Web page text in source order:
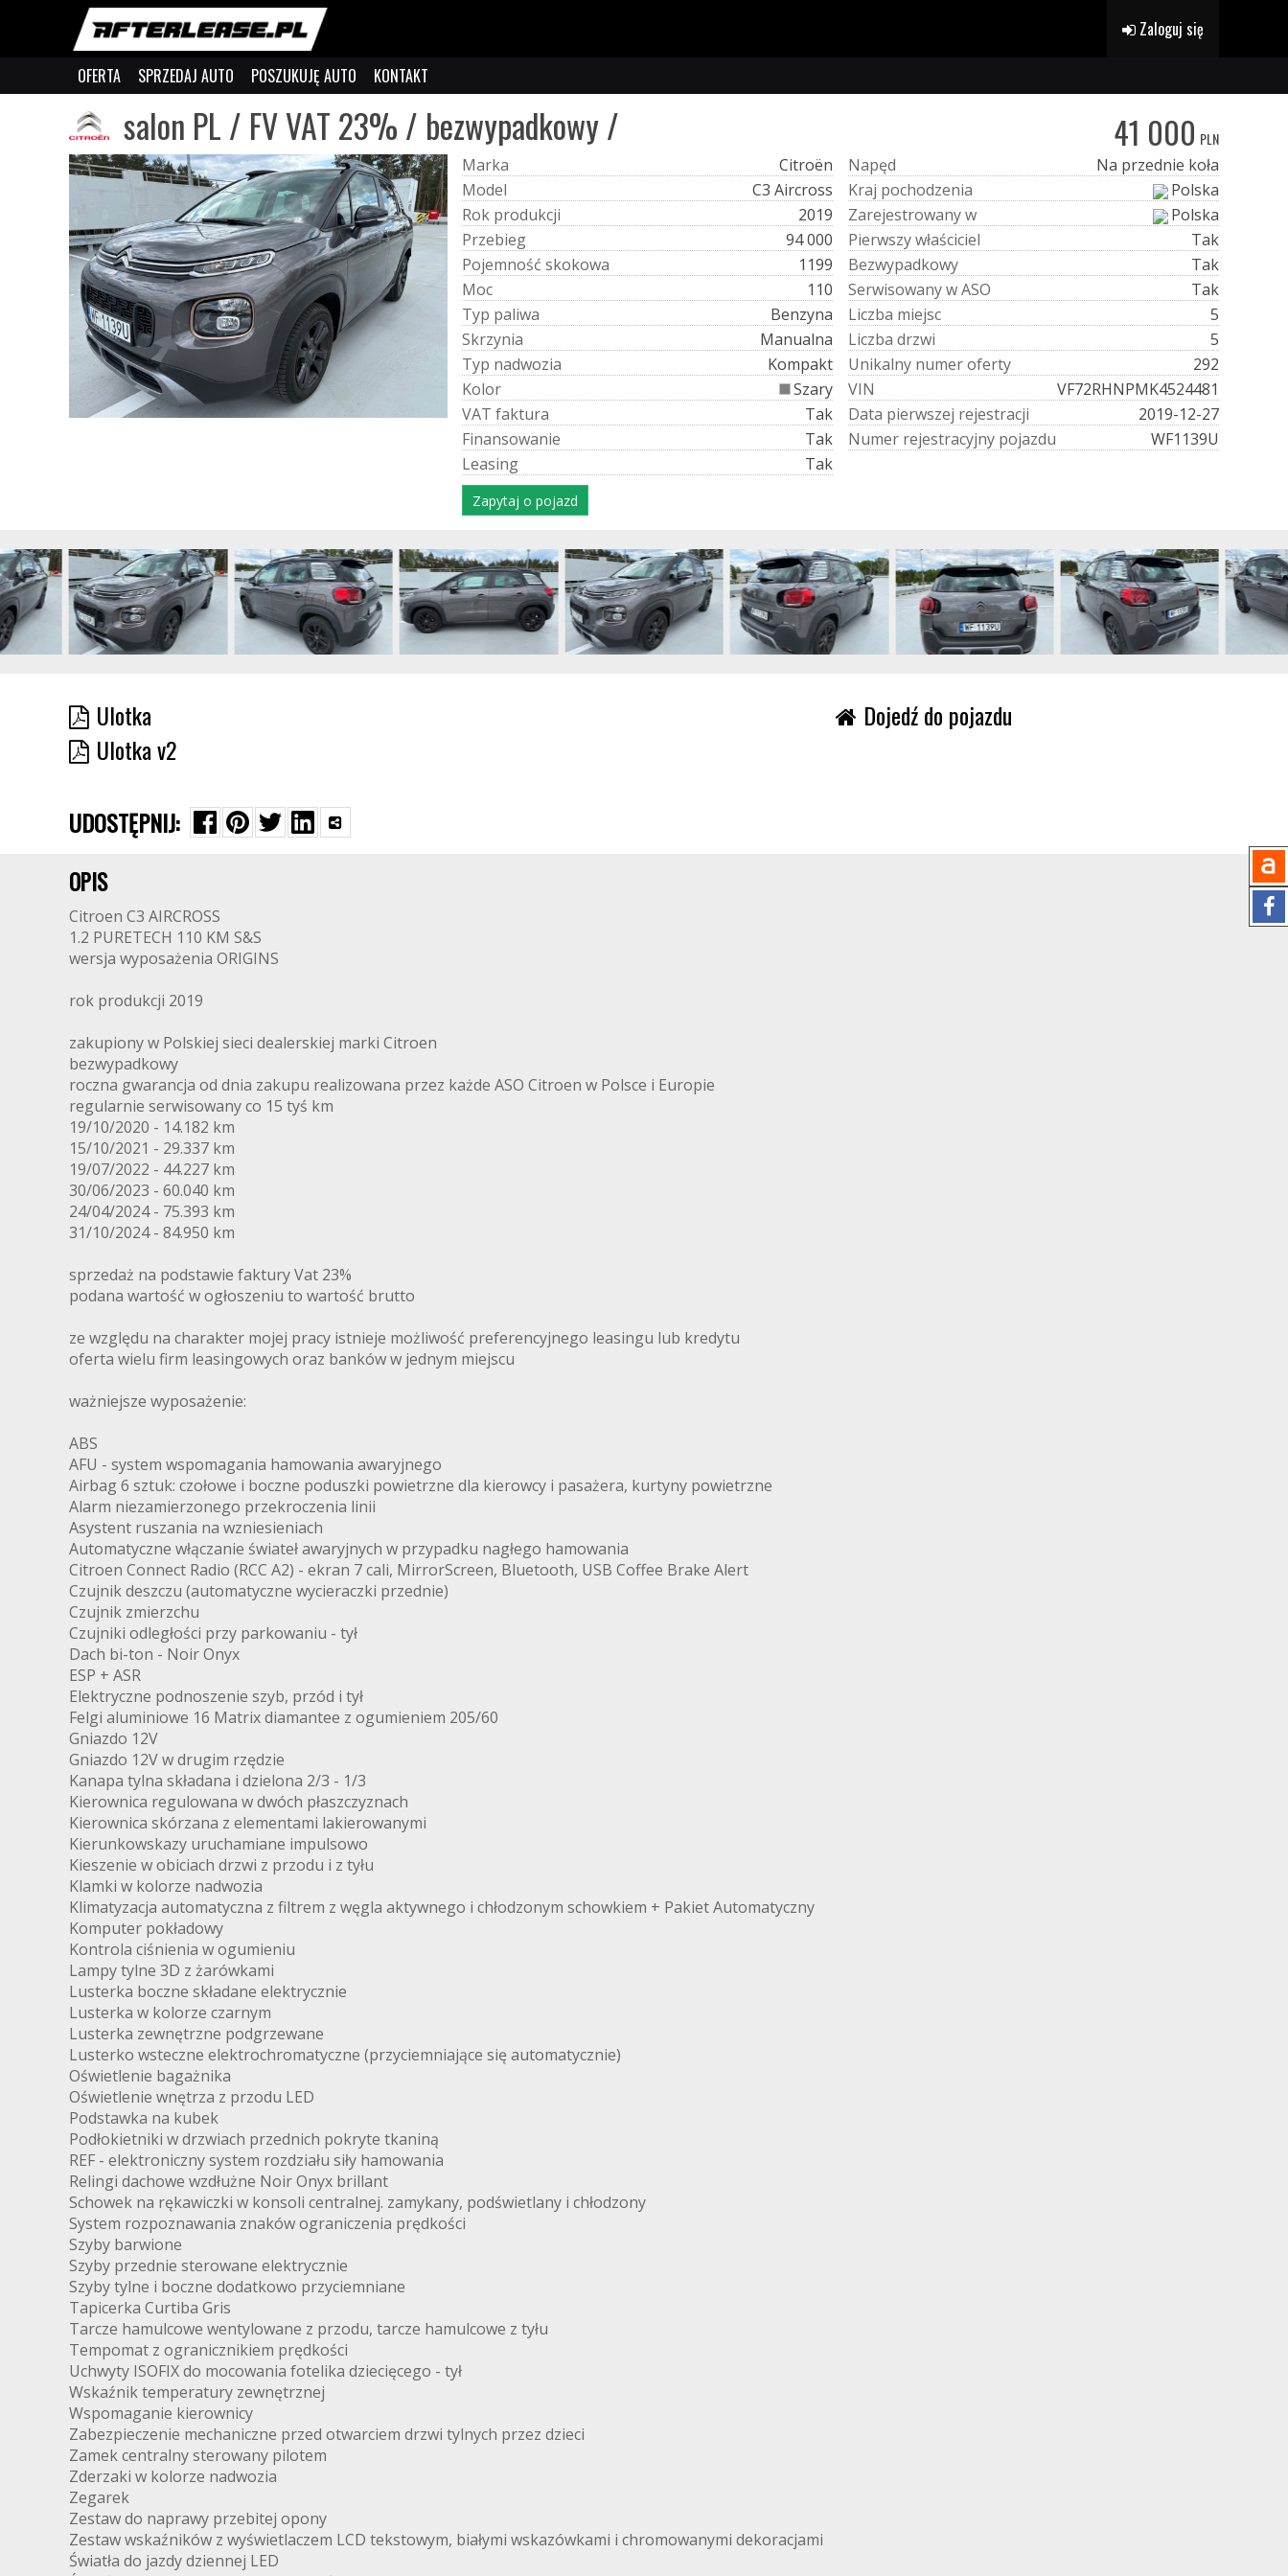
Zaloguj się
OFERTA SPRZEDAJ AUTO POSZUKUJĘ AUTO KONTAKT
salon PL / FV VAT 23% / bezwypadkowy / 41 000 PLN
Marka
Citroën
Model
C3 Aircross
Rok produkcji
2019
Przebieg
94 000
Pojemność skokowa
1199
Moc
110
Typ paliwa
Benzyna
Skrzynia
Manualna
Typ nadwozia
Kompakt
Kolor
Szary
VAT faktura
Tak
Finansowanie
Tak
Leasing Tak
Napęd
Na przednie koła
Kraj pochodzenia
Polska
Zarejestrowanyw
Polska
Pierwszywłaściciel
Tak
Bezwypadkowy
Tak
SerwisowanywASO
Tak
Liczba miejsc
5
Liczba drzwi
5
Unikalny numeroferty
292
VIN
VF72RHNPMK4524481
Data pierwszej rejestracji
2019-12-27
Numer rejestracyjny pojazdu WF1139U
Zapytaj o pojazd
Ulotka
Ulotka v2
Dojedź do pojazdu
UDOSTĘPNIJ:
OPIS
Citroen C3 AIRCROSS
1.2 PURETECH 110 KM S&S
wersja wyposażenia ORIGINS
rok produkcji 2019
zakupiony w Polskiej sieci dealerskiej marki Citroen
bezwypadkowy
roczna gwarancja od dnia zakupu realizowana przez każde ASO Citroen w Polsce i Europie
regularnie serwisowany co 15 tyś km
19/10/2020 - 14.182 km
15/10/2021 - 29.337 km
19/07/2022 - 44.227 km
30/06/2023 - 60.040 km
24/04/2024 - 75.393 km
31/10/2024 - 84.950 km
sprzedaż na podstawie faktury Vat 23%
podana wartość w ogłoszeniu to wartość brutto
ze względu na charakter mojej pracy istnieje możliwość preferencyjnego leasingu lub kredytu
oferta wielu firm leasingowych oraz banków w jednym miejscu
ważniejsze wyposażenie:
ABS
AFU - system wspomagania hamowania awaryjnego
Airbag 6 sztuk: czołowe i boczne poduszki powietrzne dla kierowcy i pasażera, kurtyny powietrzne
Alarm niezamierzonego przekroczenia linii
Asystent ruszania na wzniesieniach
Automatyczne włączanie świateł awaryjnych w przypadku nagłego hamowania
Citroen Connect Radio (RCC A2) - ekran 7 cali, MirrorScreen, Bluetooth, USB Coffee Brake Alert
Czujnik deszczu (automatyczne wycieraczki przednie)
Czujnik zmierzchu
Czujniki odległości przy parkowaniu - tył
Dach bi-ton - Noir Onyx
ESP + ASR
Elektryczne podnoszenie szyb, przód i tył
Felgi aluminiowe 16 Matrix diamantee z ogumieniem 205/60
Gniazdo 12V
Gniazdo 12V w drugim rzędzie
Kanapa tylna składana i dzielona 2/3 - 1/3
Kierownica regulowana w dwóch płaszczyznach
Kierownica skórzana z elementami lakierowanymi
Kierunkowskazy uruchamiane impulsowo
Kieszenie w obiciach drzwi z przodu i z tyłu
Klamki w kolorze nadwozia
Klimatyzacja automatyczna z filtrem z węgla aktywnego i chłodzonym schowkiem + Pakiet Automatyczny
Komputer pokładowy
Kontrola ciśnienia w ogumieniu
Lampy tylne 3D z żarówkami
Lusterka boczne składane elektrycznie
Lusterka w kolorze czarnym
Lusterka zewnętrzne podgrzewane
Lusterko wsteczne elektrochromatyczne (przyciemniające się automatycznie)
Oświetlenie bagażnika
Oświetlenie wnętrza z przodu LED
Podstawka na kubek
Podłokietniki w drzwiach przednich pokryte tkaniną
REF - elektroniczny system rozdziału siły hamowania
Relingi dachowe wzdłużne Noir Onyx brillant
Schowek na rękawiczki w konsoli centralnej. zamykany, podświetlany i chłodzony
System rozpoznawania znaków ograniczenia prędkości
Szyby barwione
Szyby przednie sterowane elektrycznie
Szyby tylne i boczne dodatkowo przyciemniane
Tapicerka Curtiba Gris
Tarcze hamulcowe wentylowane z przodu, tarcze hamulcowe z tyłu
Tempomat z ogranicznikiem prędkości
Uchwyty ISOFIX do mocowania fotelika dziecięcego - tył
Wskaźnik temperatury zewnętrznej
Wspomaganie kierownicy
Zabezpieczenie mechaniczne przed otwarciem drzwi tylnych przez dzieci
Zamek centralny sterowany pilotem
Zderzaki w kolorze nadwozia
Zegarek
Zestaw do naprawy przebitej opony
Zestaw wskaźników z wyświetlaczem LCD tekstowym, białymi wskazówkami i chromowanymi dekoracjami
Światła do jazdy dziennej LED